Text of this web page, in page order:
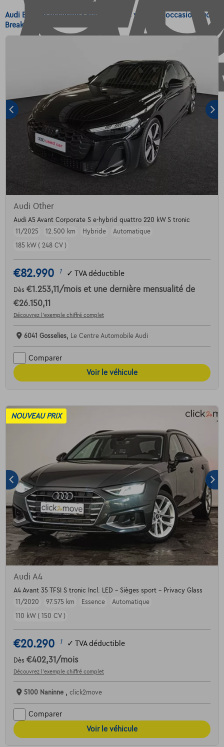
Audi Break d'occasion - Achetez votre voiture d'occasion Audi
Break
Audi Other
Audi A5 Avant Corporate S e-hybrid quattro 220 kW S tronic
11/2025
12.500 km Hybride
Automatique
185 kW ( 248 CV )
€82.990 1 ✓ TVA déductible
Dès €1.253,11 /mois et une dernière mensualité de
€26.150,11
Découvrez l’exemple chiffré complet
6041 Gosselies, Le Centre Automobile Audi
Comparer
Voir le véhicule
NOUVEAU PRIX
Audi A4
A4 Avant 35 TFSI S tronic Incl. LED - Sièges sport - Privacy Glass
11/2020
97.575 km Essence
Automatique
110 kW ( 150 CV )
€20.290 1 ✓ TVA déductible
Dès €402,31 /mois
Découvrez l’exemple chiffré complet
5100 Naninne , click2move
Comparer
Voir le véhicule